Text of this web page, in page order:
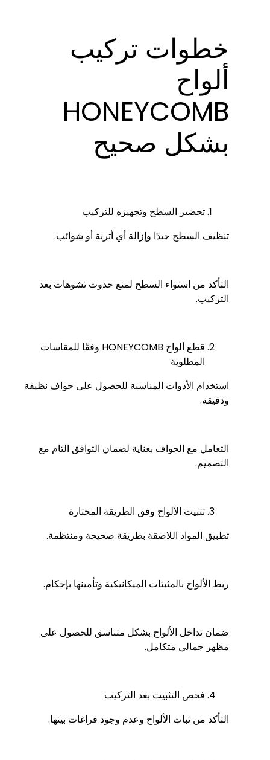
خطوات تركيب
ألواح
HONEYCOMB
بشكل صحيح
تحضير السطح وتجهيزه للتركيب
تنظيف السطح جيدًا وإزالة أي أتربة أو شوائب.
التأكد من استواء السطح لمنع حدوث تشوهات بعد
التركيب.
قطع ألواح HONEYCOMB وفقًا للمقاسات
المطلوبة
استخدام الأدوات المناسبة للحصول على حواف نظيفة
ودقيقة.
التعامل مع الحواف بعناية لضمان التوافق التام مع
التصميم.
تثبيت الألواح وفق الطريقة المختارة
تطبيق المواد اللاصقة بطريقة صحيحة ومنتظمة.
ربط الألواح بالمثبتات الميكانيكية وتأمينها بإحكام.
ضمان تداخل الألواح بشكل متناسق للحصول على
مظهر جمالي متكامل.
فحص التثبيت بعد التركيب
التأكد من ثبات الألواح وعدم وجود فراغات بينها.